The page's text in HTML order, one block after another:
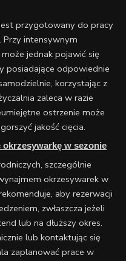
przygotowany do pracy
intensywnym
jednak pojawić się
posiadające odpowiednie
korzystając z
zaleca w razie
ostrzenie może
jakość cięcia.
w sezonie
szczególnie
okrzesywarek w
aby rezerwacji
zwłaszcza jeżeli
lub na dłuższy okres.
lub kontaktując się
zaplanować prace w